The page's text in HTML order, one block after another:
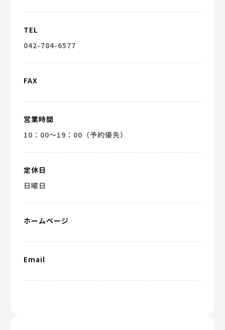
TEL
042-784-6577
FAX
営業時間
10：00～19：00（予約優先）
定休日
日曜日
ホームページ
Email